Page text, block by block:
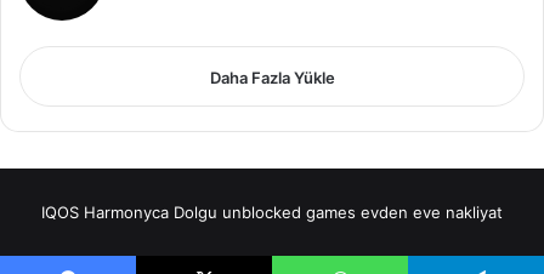
Daha Fazla Yükle
IQOS Harmonyca Dolgu unblocked games evden eve nakliyat